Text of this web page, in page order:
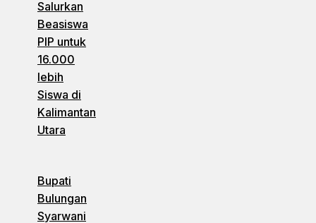
Salurkan
Beasiswa
PIP untuk
16.000
lebih
Siswa di
Kalimantan
Utara
Bupati
Bulungan
Syarwani